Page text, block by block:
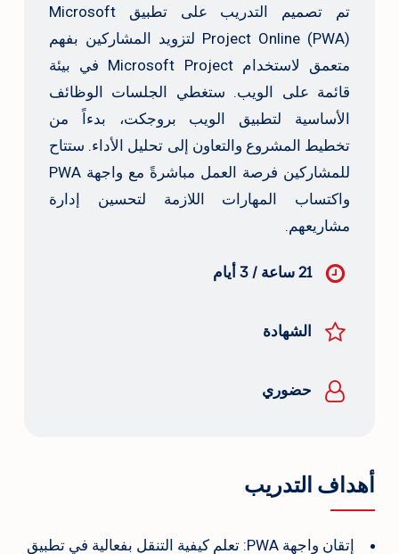
تم تصميم التدريب على تطبيق Microsoft
Project Online (PWA) لتزويد المشاركين بفهم
متعمق لاستخدام Microsoft Project في بيئة
قائمة على الويب. ستغطي الجلسات الوظائف
الأساسية لتطبيق الويب بروجكت، بدءاً من
تخطيط المشروع والتعاون إلى تحليل الأداء. ستتاح
للمشاركين فرصة العمل مباشرةً مع واجهة PWA
واكتساب المهارات اللازمة لتحسين إدارة
مشاريعهم.
21 ساعة / 3 أيام
الشهادة
حضوري
أهداف التدريب
إتقان واجهة PWA: تعلم كيفية التنقل بفعالية في تطبيق